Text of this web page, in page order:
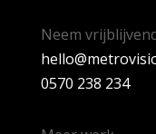
Neem
0570 238 234